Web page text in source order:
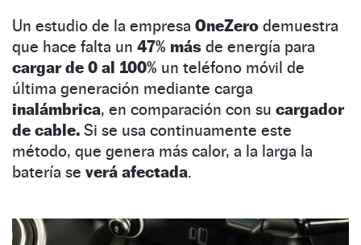
Un estudio de la empresa OneZero demuestra
que hace falta un 47% más de energía para
cargar de 0 al 100% un teléfono móvil de
última generación mediante carga
inalámbrica, en comparación con su cargador
de cable. Si se usa continuamente este
método, que genera más calor, a la larga la
batería se verá afectada.